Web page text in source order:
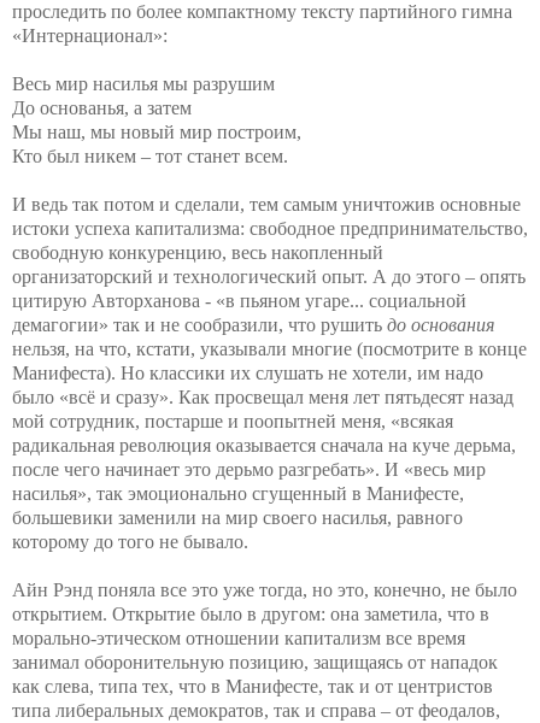
проследить по более компактному тексту партийного гимна
«Интернационал»:
Весь мир насилья мы разрушим
До основанья, а затем
Мы наш, мы новый мир построим,
Кто был никем – тот станет всем.
И ведь так потом и сделали, тем самым уничтожив основные
истоки успеха капитализма: свободное предпринимательство,
свободную конкуренцию, весь накопленный
организаторский и технологический опыт. А до этого – опять
цитирую Авторханова - «в пьяном угаре... социальной
демагогии» так и не сообразили, что рушить до основания
нельзя, на что, кстати, указывали многие (посмотрите в конце
Манифеста). Но классики их слушать не хотели, им надо
было «всё и сразу». Как просвещал меня лет пятьдесят назад
мой сотрудник, постарше и поопытней меня, «всякая
радикальная революция оказывается сначала на куче дерьма,
после чего начинает это дерьмо разгребать». И «весь мир
насилья», так эмоционально сгущенный в Манифесте,
большевики заменили на мир своего насилья, равного
которому до того не бывало.
Айн Рэнд поняла все это уже тогда, но это, конечно, не было
открытием. Открытие было в другом: она заметила, что в
морально-этическом отношении капитализм все время
занимал оборонительную позицию, защищаясь от нападок
как слева, типа тех, что в Манифесте, так и от центристов
типа либеральных демократов, так и справа – от феодалов,